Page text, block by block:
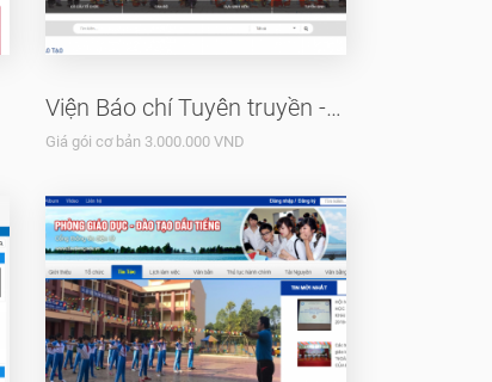
Viện Báo chí Tuyên truyền - ĐH USSH
Giá gói cơ bản 3.000.000 VND